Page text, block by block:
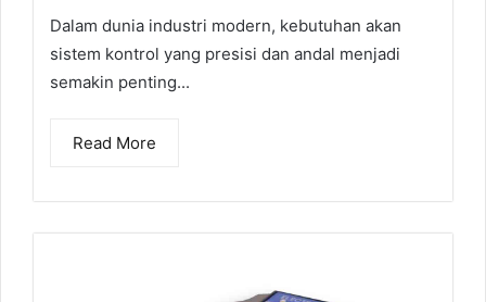
Dalam dunia industri modern, kebutuhan akan
sistem kontrol yang presisi dan andal menjadi
semakin penting...
Read More